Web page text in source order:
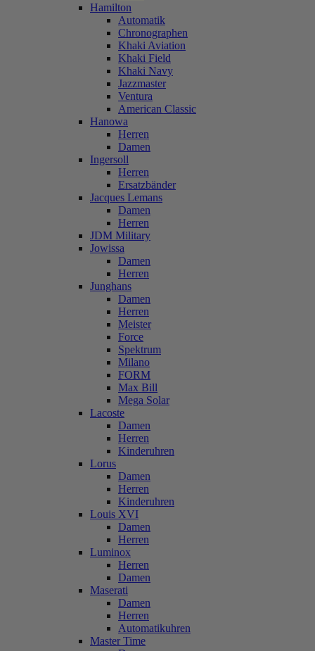
Hamilton
Automatik
Chronographen
Khaki Aviation
Khaki Field
Khaki Navy
Jazzmaster
Ventura
American Classic
Hanowa
Herren
Damen
Ingersoll
Herren
Ersatzbänder
Jacques Lemans
Damen
Herren
JDM Military
Jowissa
Damen
Herren
Junghans
Damen
Herren
Meister
Force
Spektrum
Milano
FORM
Max Bill
Mega Solar
Lacoste
Damen
Herren
Kinderuhren
Lorus
Damen
Herren
Kinderuhren
Louis XVI
Damen
Herren
Luminox
Herren
Damen
Maserati
Damen
Herren
Automatikuhren
Master Time